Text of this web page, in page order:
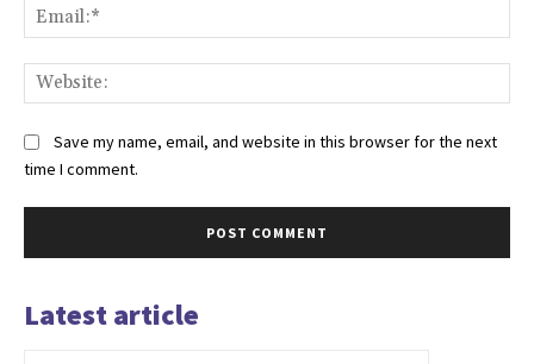
Save my name, email, and website in this browser for the next
time I comment.
Latest article